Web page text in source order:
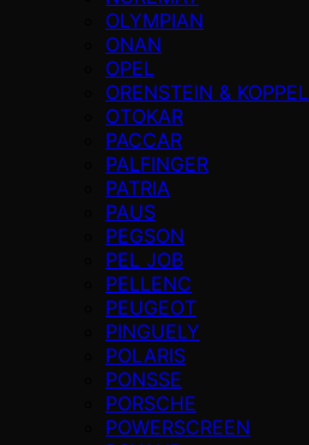
OLYMPIAN
ONAN
OPEL
ORENSTEIN & KOPPEL
OTOKAR
PACCAR
PALFINGER
PATRIA
PAUS
PEGSON
PEL JOB
PELLENC
PEUGEOT
PINGUELY
POLARIS
PONSSE
PORSCHE
POWERSCREEN